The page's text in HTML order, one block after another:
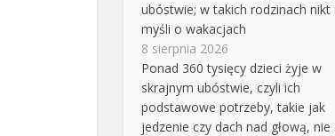
ubóstwie; w takich rodzinach nikt
myśli o wakacjach
8 sierpnia 2026
Ponad 360 tysięcy dzieci żyje w
skrajnym ubóstwie, czyli ich
podstawowe potrzeby, takie jak
jedzenie czy dach nad głową, nie